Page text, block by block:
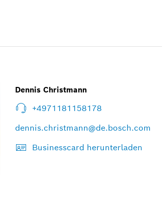
Dennis Christmann
+4971181158178
dennis.christmann@de.bosch.com
Businesscard herunterladen